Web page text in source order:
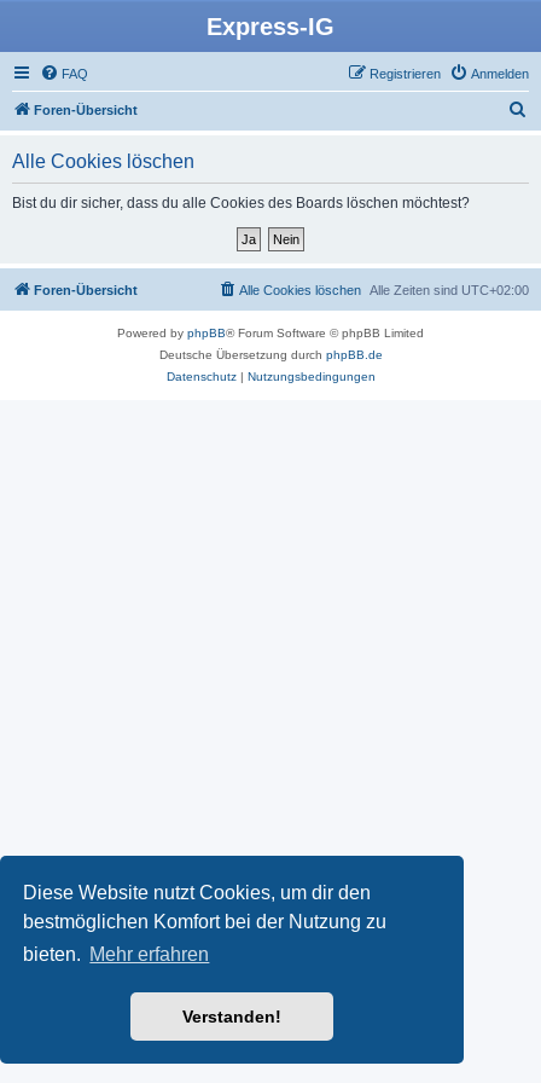
Diese Website nutzt Cookies, um dir den
bestmöglichen Komfort bei der Nutzung zu
bieten. Mehr erfahren
Verstanden!
Express-IG
FAQ Anmelden
Registrieren
Foren-Übersicht
Alle Cookies löschen
Bist du dir sicher, dass du alle Cookies des Boards löschen möchtest?
Foren-Übersicht Alle Zeiten sind UTC+02:00
Alle Cookies löschen
Powered by phpBB® Forum Software © phpBB Limited
Deutsche Übersetzung durch phpBB.de
Datenschutz| Nutzungsbedingungen